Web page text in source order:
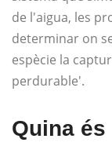
de l'aigua, les
determinar on
espècie la
perdurable'.
Quina